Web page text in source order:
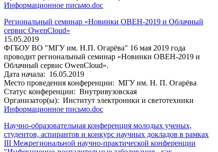
Информационное письмо.doc
Региональный семинар «Новинки ОВЕН-2019 и Облачный
сервис OwenCloud»
15.05.2019
ФГБОУ ВО "МГУ им. Н.П. Огарёва" 16 мая 2019 года
проводит региональный семинар «Новинки ОВЕН-2019 и
Облачный сервис OwenCloud».
Дата начала: 16.05.2019
Место проведения конференции: МГУ им. Н. П. Огарёва
Статус конференции: Внутривузовская
Организатор(ы): Институт электроники и светотехники
Информационное письмо.doc
Научно-образовательная конференция молодых ученых,
студентов, аспирантов и конкурс научных докладов в рамках
III Межрегиональной научно-практической конференции